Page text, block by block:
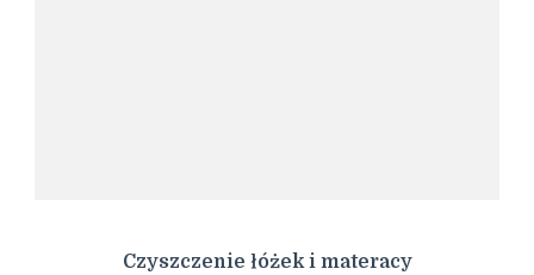
Czyszczenie łóżek i materacy